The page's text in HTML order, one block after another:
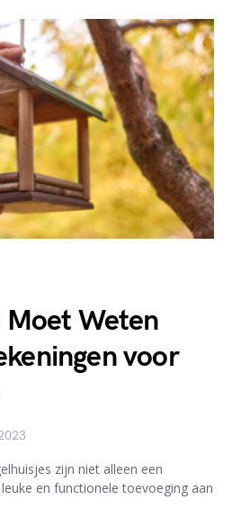
Weten
voor
zijn niet alleen een
en functionele toevoeging aan